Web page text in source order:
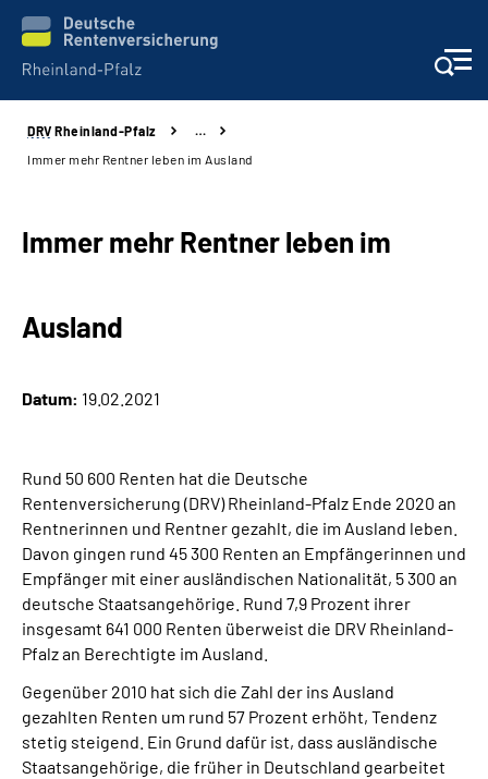
Unsere Leistungen
Karriere
Inhalte in Gebärdensprache (DGS)
Leichte Sprache
Mein Kundenportal
DRV Rheinland-Pfalz
…
Immer mehr Rentner leben im Ausland
Immer mehr Rentner leben im
Ausland
Datum: 19.02.2021
Rund 50 600 Renten hat die Deutsche
Rentenversicherung (DRV) Rheinland-Pfalz Ende 2020 an
Rentnerinnen und Rentner gezahlt, die im Ausland leben.
Davon gingen rund 45 300 Renten an Empfängerinnen und
Empfänger mit einer ausländischen Nationalität, 5 300 an
deutsche Staatsangehörige. Rund 7,9 Prozent ihrer
insgesamt 641 000 Renten überweist die DRV Rheinland-
Pfalz an Berechtigte im Ausland.
Gegenüber 2010 hat sich die Zahl der ins Ausland
gezahlten Renten um rund 57 Prozent erhöht, Tendenz
stetig steigend. Ein Grund dafür ist, dass ausländische
Staatsangehörige, die früher in Deutschland gearbeitet